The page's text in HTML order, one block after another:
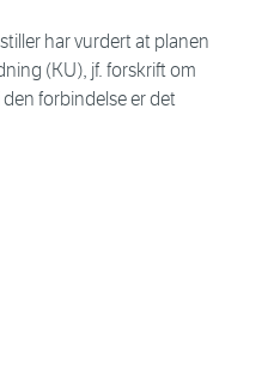
har vurdert at planen
(KU), jf. forskrift om
forbindelse er det